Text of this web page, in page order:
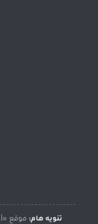
تنويه هام: موقع